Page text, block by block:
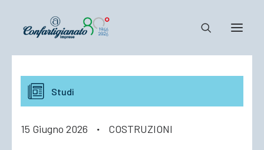
Notizie e Documenti
Confartigianato
Studi
15 Giugno 2026 · COSTRUZIONI